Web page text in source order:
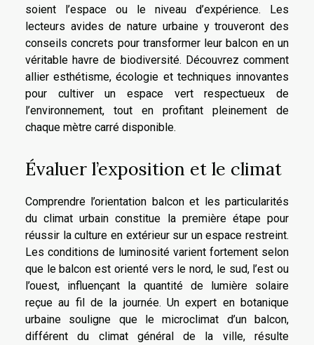
soient l’espace ou le niveau d’expérience. Les
lecteurs avides de nature urbaine y trouveront des
conseils concrets pour transformer leur balcon en un
véritable havre de biodiversité. Découvrez comment
allier esthétisme, écologie et techniques innovantes
pour cultiver un espace vert respectueux de
l’environnement, tout en profitant pleinement de
chaque mètre carré disponible.
Évaluer l’exposition et le climat
Comprendre l’orientation balcon et les particularités
du climat urbain constitue la première étape pour
réussir la culture en extérieur sur un espace restreint.
Les conditions de luminosité varient fortement selon
que le balcon est orienté vers le nord, le sud, l’est ou
l’ouest, influençant la quantité de lumière solaire
reçue au fil de la journée. Un expert en botanique
urbaine souligne que le microclimat d’un balcon,
différent du climat général de la ville, résulte